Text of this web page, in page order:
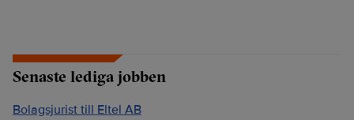
Senaste lediga jobben
Bolagsjurist till Eltel AB